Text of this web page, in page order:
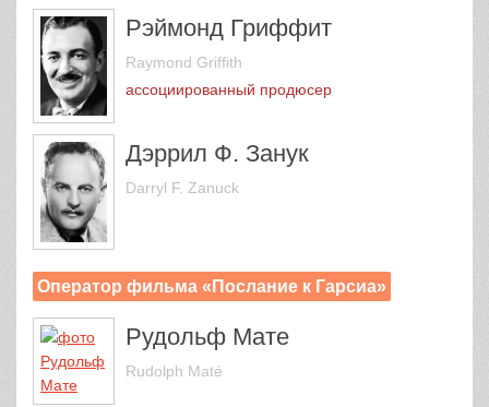
Рэймонд Гриффит
Raymond Griffith
ассоциированный продюсер
Дэррил Ф. Занук
Darryl F. Zanuck
Оператор фильма «Послание к Гарсиа»
Рудольф Мате
Rudolph Maté